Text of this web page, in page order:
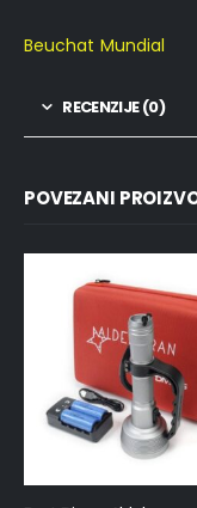
Beuchat Mundial
RECENZIJE (0)
POVEZANI